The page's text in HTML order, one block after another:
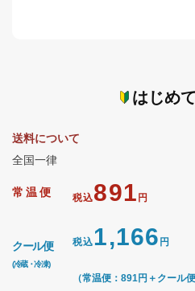
はじめ
送料について
全国一律
常温便 税込891 円
クール便
(冷蔵・冷凍)
税込1,166 円
（常温便：891円＋クール